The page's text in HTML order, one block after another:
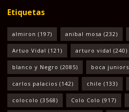
Etiquetas
almiron (197) anibal mosa (232)
Artuo Vidal (121) arturo vidal (240)
blanco y Negro (2085) boca juniors
carlos palacios (142) chile (133)
colocolo (3568) Colo Colo (917)